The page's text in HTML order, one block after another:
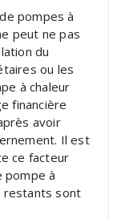
pompes à
peut ne pas
du
ou les
à chaleur
financière
avoir
Il est
ce facteur
pompe à
restants sont